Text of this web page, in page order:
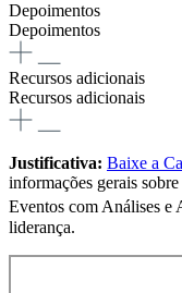
Depoimentos
Depoimentos
Recursos adicionais
Recursos adicionais
Justificativa: Baixe a
informações gerais
Eventos com Análises e
liderança.